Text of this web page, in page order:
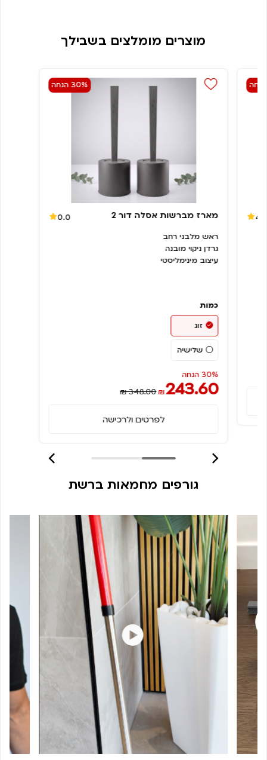
מוצרים מומלצים בשבילך
4.8
30% הנחה
מארז מברשות אסלה דור 2
0.0
ראש מלבני רחב
גרדן ניקוי מובנה
עיצוב מינימליסטי
כמות
זוג
שלישיה
30% הנחה
₪243.60
₪ 348.00
לפרטים ולרכישה
גורפים מחמאות ברשת